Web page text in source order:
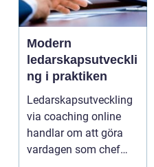
Modern
ledarskapsutveckli
ng i praktiken
Ledarskapsutveckling
via coaching online
handlar om att göra
vardagen som chef